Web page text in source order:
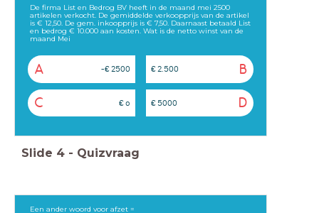
De firma List en Bedrog BV heeft in de maand mei 2500
artikelen verkocht. De gemiddelde verkoopprijs van de artikel
is € 12,50. De gem. inkoopprijs is € 7,50. Daarnaast betaald List
en bedrog € 10.000 aan kosten. Wat is de netto winst van de
maand Mei
A -€ 2500 B
€ 2.500
C € o D
€ 5000
Slide 4 - Quizvraag
Een ander woord voor afzet =